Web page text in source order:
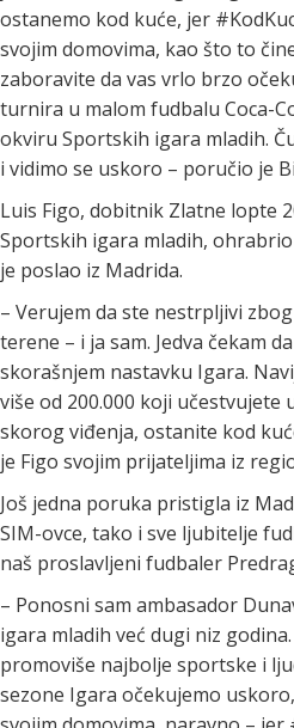
ostanemo kod kuće, jer
svojim domovima, kao što to
zaboravite da vas vrlo brzo
turnira u malom fudbalu Coca-
okviru Sportskih igara mladih.
i vidimo se uskoro – poručio je
Luis Figo, dobitnik Zlatne lopte
Sportskih igara mladih,
je poslao iz Madrida.
– Verujem da ste nestrpljivi
terene – i ja sam. Jedva čekam
skorašnjem nastavku Igara.
više od 200.000 koji učestvujete
skorog viđenja, ostanite kod
je Figo svojim prijateljima iz
Još jedna poruka pristigla iz
SIM-ovce, tako i sve ljubitelje
naš proslavljeni fudbaler
– Ponosni sam ambasador
igara mladih već dugi niz
promoviše najbolje sportske i
sezone Igara očekujemo